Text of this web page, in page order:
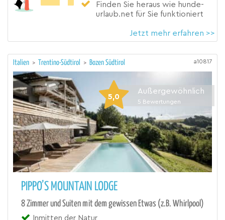
Finden Sie heraus wie hunde-
urlaub.net für Sie funktioniert
Jetzt mehr erfahren >>
Italien > Trentino-Südtirol > Bozen Südtirol a10817
5,0
Außergewöhnlich
5 Bewertungen
PIPPO’S MOUNTAIN LODGE
8 Zimmer und Suiten mit dem gewissen Etwas (z.B. Whirlpool)
Inmitten der Natur